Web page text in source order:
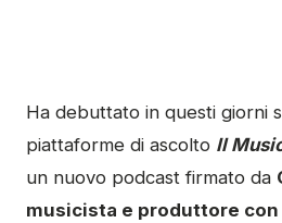
Ha debuttato in questi giorni
piattaforme di ascolto Il
un nuovo podcast firmato da
musicista e produttore con